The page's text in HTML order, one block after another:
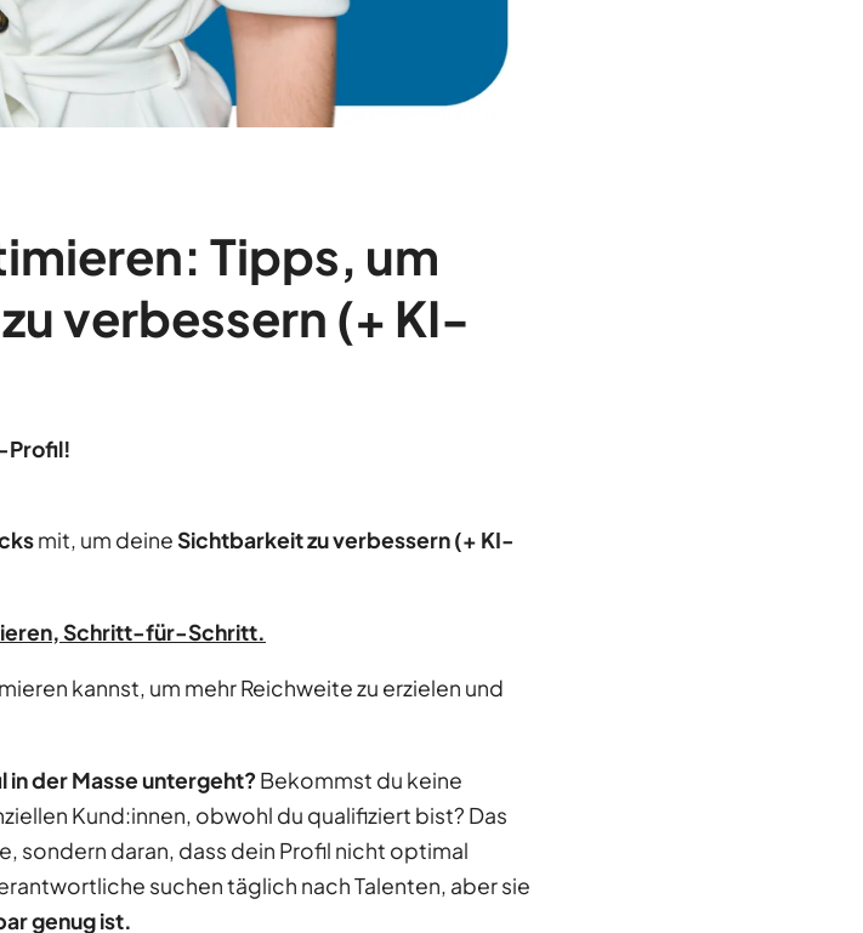
Tipps, um
verbessern (+ KI-
Profil!
mit, um deineSichtbarkeit zu verbessern (+ KI-
Schritt-für-Schritt.
kannst, um mehr Reichweite zu erzielen und
in der Masse untergeht?Bekommst du keine
Kund:innen, obwohl du qualifiziert bist? Das
sondern daran, dass dein Profil nicht optimal
suchen täglich nach Talenten, aber sie
genug ist.